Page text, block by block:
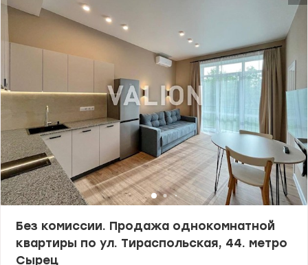
счет того что есть цокольный этаж, квартира находится высоко
над землей и поэтому теплая. Общая площадь 44,3 кв.м.
Комплекс с закрытой территорией, камерами
видеонаблюдения, с большим паркингом. Находится среди
парков и сквера. Рядом с ЖК находятся: детский сад, учебные
заведения, спортивный комплекс, магазины, кафе, банкоматы,
салоны, аптеки, новая почта. Остановки общественного
транспорта и городской электрички. До метро Сырец 5-10 минут
пешком. Большой опыт помощи при покупке квартир по
государственным программам, безналичный расчет 1)
Госмолодежь, Еоселя (Е-оселя), Восстановление, Сертификат 2)
Жилье для ВПЛ и военных (постановление 280 и др.) Цена 96
600 у.е. Без комиссии для покупателя. Звоните. Записывайтесь
на просмотр. Александр Зайцев 0990100903, 0972910726
valion.ua/1152234
Без комиссии. Продажа однокомнатной
квартиры по ул. Тираспольская, 44. метро
Сырец